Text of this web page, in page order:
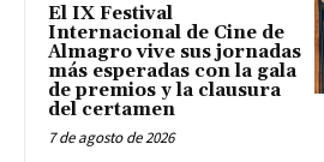
El IX Festival
Internacional de Cine de
Almagro vive sus jornadas
más esperadas con la gala
de premios y la clausura
del certamen
7 de agosto de 2026